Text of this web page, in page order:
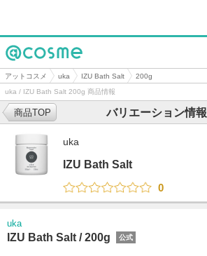
@cosme
アットコスメ uka IZU Bath Salt
200g
uka / IZU Bath Salt 200g 商品情報
バリエーション情報
商品TOP
uka
IZU Bath Salt
0
uka
IZU Bath Salt /200g 公式